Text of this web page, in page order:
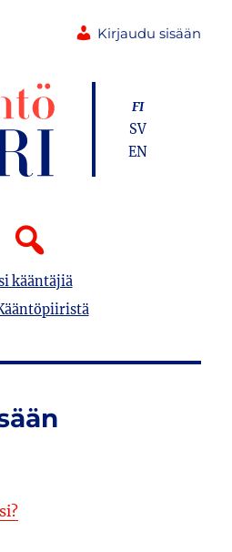
Kirjaudu sisään
kääntäjiä
FI
SV
EN